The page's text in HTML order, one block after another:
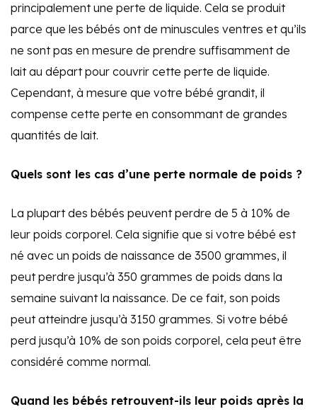
principalement une perte de liquide. Cela se produit
parce que les bébés ont de minuscules ventres et qu’ils
ne sont pas en mesure de prendre suffisamment de
lait au départ pour couvrir cette perte de liquide.
Cependant, à mesure que votre bébé grandit, il
compense cette perte en consommant de grandes
quantités de lait.
Quels sont les cas d’une perte normale de poids ?
La plupart des bébés peuvent perdre de 5 à 10% de
leur poids corporel. Cela signifie que si votre bébé est
né avec un poids de naissance de 3500 grammes, il
peut perdre jusqu’à 350 grammes de poids dans la
semaine suivant la naissance. De ce fait, son poids
peut atteindre jusqu’à 3150 grammes. Si votre bébé
perd jusqu’à 10% de son poids corporel, cela peut être
considéré comme normal.
Quand les bébés retrouvent-ils leur poids après la